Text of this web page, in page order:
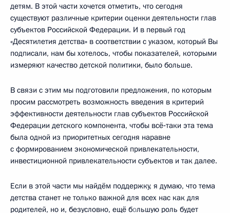
детям. В этой части хочется отметить, что сегодня
существуют различные критерии оценки деятельности глав
субъектов Российской Федерации. И в первый год
«Десятилетия детства» в соответствии с указом, который Вы
подписали, нам бы хотелось, чтобы показателей, которыми
измеряют качество детской политики, было больше.
В связи с этим мы подготовили предложения, по которым
просим рассмотреть возможность введения в критерий
эффективности деятельности глав субъектов Российской
Федерации детского компонента, чтобы всё‑таки эта тема
была одной из приоритетных сегодня наравне
с формированием экономической привлекательности,
инвестиционной привлекательности субъектов и так далее.
Если в этой части мы найдём поддержку, я думаю, что тема
детства станет не только важной для всех нас как для
родителей, но и, безусловно, ещё большую роль будет